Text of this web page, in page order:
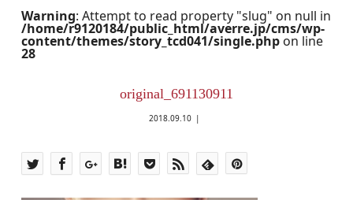
Warning: Attempt to read property "slug" on null in
/home/r9120184/public_html/averre.jp/cms/wp-
content/themes/story_tcd041/single.php on line
28
original_691130911
2018.09.10